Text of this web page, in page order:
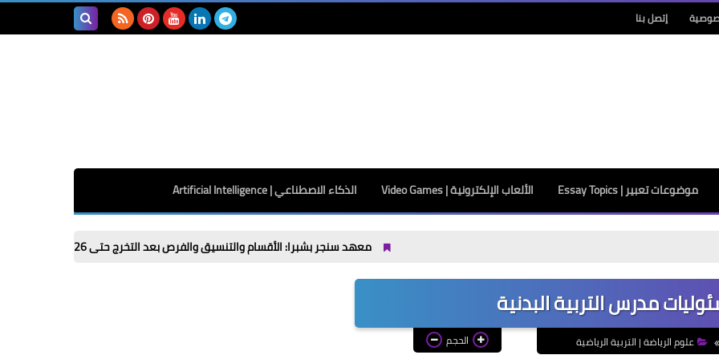
إتصل بنا
موضوعات تعبير | Essay Topics الألعاب الإلكترونية | Video Games الذكاء الاصطناعي | Artificial Intelligence
معهد سنجر بشبرا: الأقسام والتنسيق والفرص بعد التخرج حتى 2026 / 2027
مدرس التربية البدنية
علوم الرياضة | التربية الرياضية الحجم